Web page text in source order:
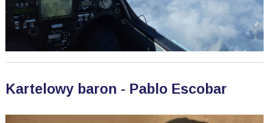
Kartelowy baron - Pablo Escobar